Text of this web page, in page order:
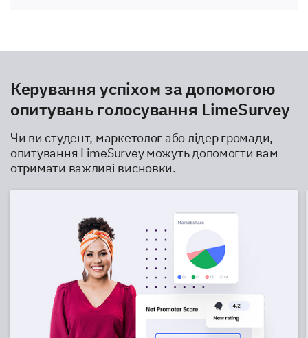
Керування успіхом за допомогою
опитувань голосування LimeSurvey
Чи ви студент, маркетолог або лідер громади,
опитування LimeSurvey можуть допомогти вам
отримати важливі висновки.